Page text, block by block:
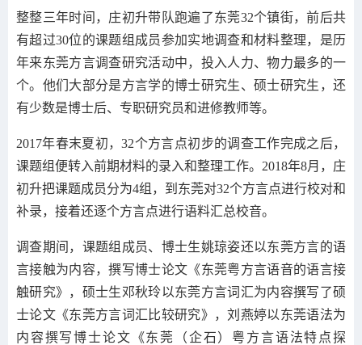
整整三年时间，庄初升带队跑遍了东莞32个镇街，前后共
有超过30位的课题组成员参加实地调查和材料整理，是历
年来东莞方言调查研究活动中，投入人力、物力最多的一
个。他们大部分是方言学的博士研究生、硕士研究生，还
有少数是博士后、专职研究员和进修教师等。
2017年春末夏初，32个方言点初步的调查工作完成之后，
课题组便转入前期材料的录入和整理工作。2018年8月，庄
初升把课题成员分为4组，到东莞对32个方言点进行校对和
补录，接着还逐个方言点进行语料汇总校音。
调查期间，课题组成员、博士生姚琼姿还以东莞方言的语
言接触为内容，撰写博士论文《东莞粤方言语音的语言接
触研究》，硕士生邓秋玲以东莞方言词汇为内容撰写了硕
士论文《东莞方言词汇比较研究》，刘燕婷以东莞语法为
内容撰写博士论文《东莞（企石）粤方言语法特点探